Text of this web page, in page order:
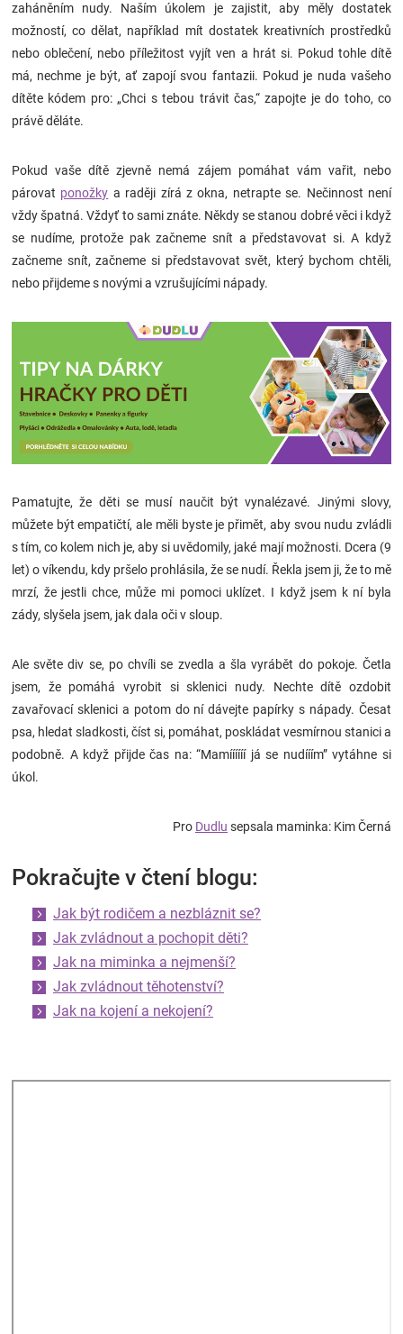
zaháněním nudy. Naším úkolem je zajistit, aby měly dostatek
možností, co dělat, například mít dostatek kreativních prostředků
nebo oblečení, nebo příležitost vyjít ven a hrát si. Pokud tohle dítě
má, nechme je být, ať zapojí svou fantazii. Pokud je nuda vašeho
dítěte kódem pro: „Chci s tebou trávit čas,“ zapojte je do toho, co
právě děláte.
Pokud vaše dítě zjevně nemá zájem pomáhat vám vařit, nebo
párovat ponožky a raději zírá z okna, netrapte se. Nečinnost není
vždy špatná. Vždyť to sami znáte. Někdy se stanou dobré věci i když
se nudíme, protože pak začneme snít a představovat si. A když
začneme snít, začneme si představovat svět, který bychom chtěli,
nebo přijdeme s novými a vzrušujícími nápady.
Pamatujte, že děti se musí naučit být vynalézavé. Jinými slovy,
můžete být empatičtí, ale měli byste je přimět, aby svou nudu zvládli
s tím, co kolem nich je, aby si uvědomily, jaké mají možnosti. Dcera (9
let) o víkendu, kdy pršelo prohlásila, že se nudí. Řekla jsem ji, že to mě
mrzí, že jestli chce, může mi pomoci uklízet. I když jsem k ní byla
zády, slyšela jsem, jak dala oči v sloup.
Ale světe div se, po chvíli se zvedla a šla vyrábět do pokoje. Četla
jsem, že pomáhá vyrobit si sklenici nudy. Nechte dítě ozdobit
zavařovací sklenici a potom do ní dávejte papírky s nápady. Česat
psa, hledat sladkosti, číst si, pomáhat, poskládat vesmírnou stanici a
podobně. A když přijde čas na: “Mamíííííí já se nudííím” vytáhne si
úkol.
Pro Dudlu sepsala maminka: Kim Černá
Pokračujte v čtení blogu:
Jak být rodičem a nezbláznit se?
Jak zvládnout a pochopit děti?
Jak na miminka a nejmenší?
Jak zvládnout těhotenství?
Jak na kojení a nekojení?